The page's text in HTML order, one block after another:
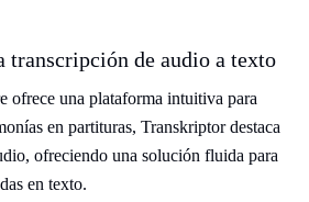
transcripción de audio a texto
ofrece una plataforma intuitiva para
en partituras, Transkriptor destaca
ofreciendo una solución fluida para
en texto.